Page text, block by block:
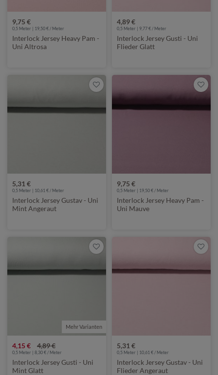
9,75 €
0,5 Meter | 19,50 € / Meter
Interlock Jersey Heavy Pam -
Uni Altrosa
4,89 €
0,5 Meter | 9,77 € / Meter
Interlock Jersey Gusti - Uni
Flieder Glatt
5,31 €
0,5 Meter | 10,61 € / Meter
Interlock Jersey Gustav - Uni
Mint Angeraut
9,75 €
0,5 Meter | 19,50 € / Meter
Interlock Jersey Heavy Pam -
Uni Mauve
Mehr Varianten
4,15 € 4,89 €
0,5 Meter | 8,30 € / Meter
Interlock Jersey Gusti - Uni
Mint Glatt
5,31 €
0,5 Meter | 10,61 € / Meter
Interlock Jersey Gustav - Uni
Flieder Angeraut